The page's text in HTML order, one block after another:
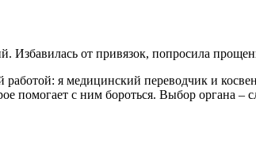
от привязок, попросила
я медицинский переводчик и
помогает с ним бороться. Выбор органа –